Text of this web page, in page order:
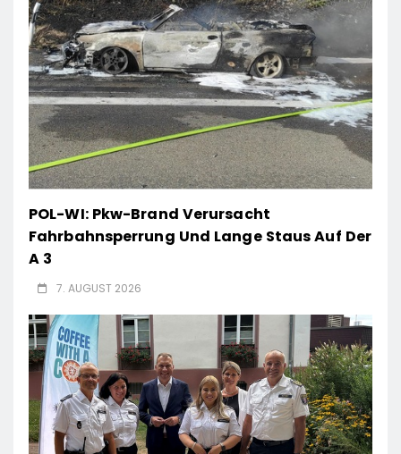
POL-WI: Pkw-Brand Verursacht
Fahrbahnsperrung Und Lange Staus Auf Der
A 3
7. AUGUST 2026